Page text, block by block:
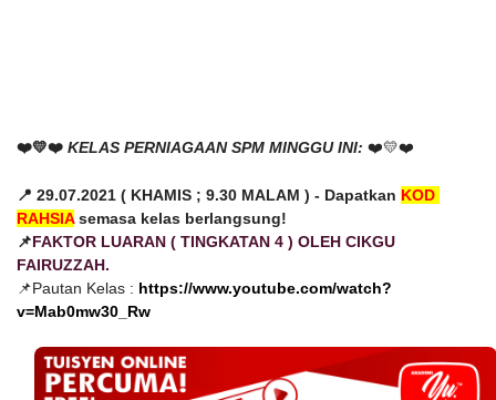
❤️💛❤️ KELAS PERNIAGAAN SPM MINGGU INI: ❤️💛❤️
📍 29.07.2021 ( KHAMIS ; 9.30 MALAM ) - Dapatkan KOD
RAHSIA semasa kelas berlangsung!
📌FAKTOR LUARAN ( TINGKATAN 4 ) OLEH CIKGU
FAIRUZZAH.
📌Pautan Kelas : https://www.youtube.com/watch?
v=Mab0mw30_Rw